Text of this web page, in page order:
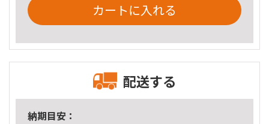
カートに入れる
配送する
納期目安：